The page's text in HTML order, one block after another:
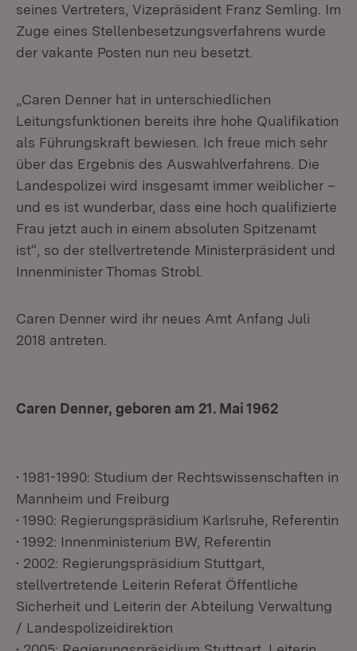
seines Vertreters, Vizepräsident Franz Semling. Im
Zuge eines Stellenbesetzungsverfahrens wurde
der vakante Posten nun neu besetzt.
„Caren Denner hat in unterschiedlichen
Leitungsfunktionen bereits ihre hohe Qualifikation
als Führungskraft bewiesen. Ich freue mich sehr
über das Ergebnis des Auswahlverfahrens. Die
Landespolizei wird insgesamt immer weiblicher –
und es ist wunderbar, dass eine hoch qualifizierte
Frau jetzt auch in einem absoluten Spitzenamt
ist“, so der stellvertretende Ministerpräsident und
Innenminister Thomas Strobl.
Caren Denner wird ihr neues Amt Anfang Juli
2018 antreten.
Caren Denner, geboren am 21. Mai 1962
• 1981-1990: Studium der Rechtswissenschaften in
Mannheim und Freiburg
• 1990: Regierungspräsidium Karlsruhe, Referentin
• 1992: Innenministerium BW, Referentin
• 2002: Regierungspräsidium Stuttgart,
stellvertretende Leiterin Referat Öffentliche
Sicherheit und Leiterin der Abteilung Verwaltung
/ Landespolizeidirektion